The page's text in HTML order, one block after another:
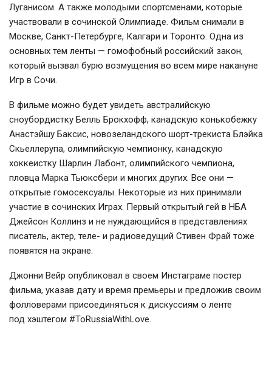
Луганисом. А также молодыми спортсменами, которые
участвовали в сочинской Олимпиаде. Фильм снимали в
Москве, Санкт-Петербурге, Калгари и Торонто. Одна из
основных тем ленты — гомофобный российский закон,
который вызвал бурю возмущения во всем мире накануне
Игр в Сочи.
В фильме можно будет увидеть австралийскую
сноубордистку Белль Брокхофф, канадскую конькобежку
Анастэйшу Баксис, новозеландского шорт-трекиста Блэйка
Скьеллерупа, олимпийскую чемпионку, канадскую
хоккеистку Шарлин Лабонт, олимпийского чемпиона,
пловца Марка Тьюксбери и многих других. Все они —
открытые гомосексуалы. Некоторые из них принимали
участие в сочинских Играх. Первый открытый гей в НБА
Джейсон Коллинз и не нуждающийся в представлениях
писатель, актер, теле- и радиоведущий Стивен Фрай тоже
появятся на экране.
Джонни Вейр опубликовал в своем Инстаграме постер
фильма, указав дату и время премьеры и предложив своим
фолловерами присоединяться к дискуссиям о ленте
под хэштегом #ToRussiaWithLove.